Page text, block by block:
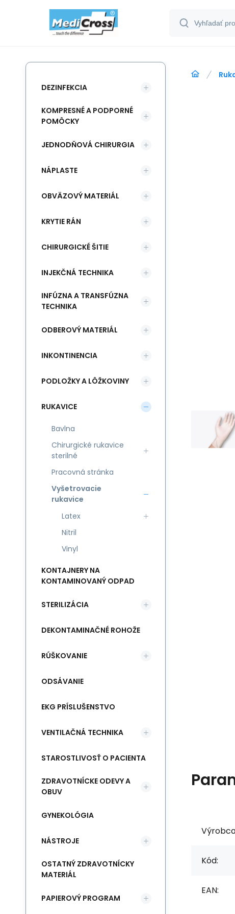
Kód:
EAN:
DEZINFEKCIA
KOMPRESNÉ A PODPORNÉ
POMÔCKY
JEDNODŇOVÁ CHIRURGIA
NÁPLASTE
OBVÄZOVÝ MATERIÁL
KRYTIE RÁN
CHIRURGICKÉ ŠITIE
INJEKČNÁ TECHNIKA
INFÚZNA A TRANSFÚZNA
TECHNIKA
ODBEROVÝ MATERIÁL
INKONTINENCIA
PODLOŽKY A LÔŽKOVINY
RUKAVICE
Bavlna
Chirurgické rukavice
sterilné
Pracovná stránka
Vyšetrovacie
rukavice
Latex
Nitril
Vinyl
KONTAJNERY NA
KONTAMINOVANÝ ODPAD
STERILIZÁCIA
DEKONTAMINAČNÉ ROHOŽE
RÚŠKOVANIE
ODSÁVANIE
EKG PRÍSLUŠENSTVO
VENTILAČNÁ TECHNIKA
STAROSTLIVOSŤ O PACIENTA
ZDRAVOTNÍCKE ODEVY A
OBUV
GYNEKOLÓGIA
NÁSTROJE
OSTATNÝ ZDRAVOTNÍCKY
MATERIÁL
PAPIEROVÝ PROGRAM